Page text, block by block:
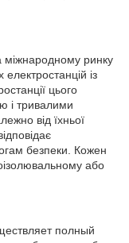
міжнародному ринку
із
цього
і тривалими
від їхньої
безпеки. Кожен
або
полный